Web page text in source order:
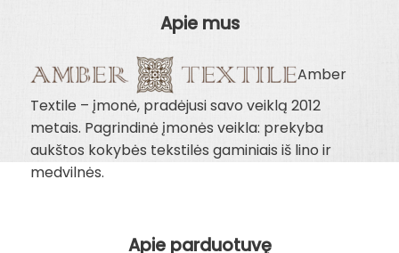
Apie mus
Amber
Textile – įmonė, pradėjusi savo veiklą 2012
metais. Pagrindinė įmonės veikla: prekyba
aukštos kokybės tekstilės gaminiais iš lino ir
medvilnės.
Apie parduotuvę